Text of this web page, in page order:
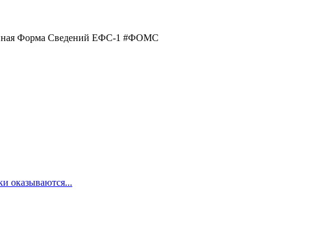
Форма Сведений ЕФС-1 #ФОМС
оказываются...